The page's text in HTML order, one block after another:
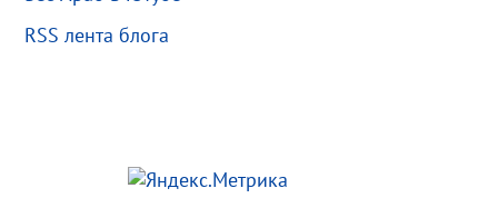
RSS лента блога